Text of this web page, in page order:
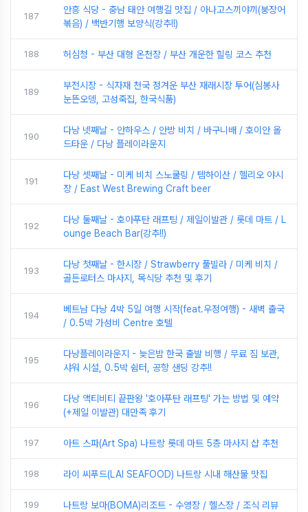
187
안흥 식당 - 충남 태안 여행길 맛집 / 아나고스끼야끼(붕장어
볶음) / 백반기행 보양식(강추!!)
188 허심청 - 부산 대형 온천장 / 부산 개운한 힐링 코스 추천
189
부전시장 - 식자재 천국 정겨운 부산 재래시장 투어(심봉사
눈뜬오뎅, 고성죽집, 한국식품)
190
다낭 넷째날 - 안하우스 / 안방 비치 / 바구니배 / 호이안 올
드타운 / 다낭 플레이라운지
191
다낭 셋째날 - 미케 비치 스노쿨링 / 템하이산 / 헬리오 야시
장 / East West Brewing Craft beer
192
다낭 둘째날 - 호아푸탄 래프팅 / 제일이발관 / 롯데 마트 / L
ounge Beach Bar(강추!!)
193
다낭 첫째날 - 한시장 / Strawberry 풀빌라 / 미케 비치 /
골든로터스 마사지, 목식당 추천 및 후기
194
베트남 다낭 4박 5일 여행 시작(feat.우정여행) - 새벽 출국
/ 0.5박 가성비 Centre 호텔
195
다낭플레이라운지 - 늦은밤 한국 출발 비행 / 무료 짐 보관,
샤워 시설, 0.5박 쉼터, 공항 샌딩 강추!!
196
다낭 액티비티 끝판왕 '호아푸탄 래프팅' 가는 방법 및 예약
(+제일 이발관) 대만족 후기
197 아트 스파(Art Spa) 나트랑 롯데 마트 5층 마사지 샵 추천
198 라이 씨푸드(LAI SEAFOOD) 나트랑 시내 해산물 맛집
199 나트랑 보마(BOMA)리조트 - 수영장 / 헬스장 / 조식 리뷰